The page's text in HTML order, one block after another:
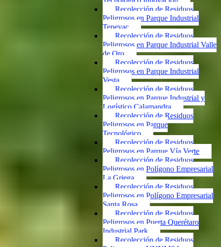
Recolección de Residuos
Peligrosos en Parque Industrial
Tepeyac
Recolección de Residuos
Peligrosos en Parque Industrial Valle
de Oro
Recolección de Residuos
Peligrosos en Parque Industrial
Vesta
Recolección de Residuos
Peligrosos en Parque Industrial y
Logístico Calamandra
Recolección de Residuos
Peligrosos en Parque
Tecnológico
Recolección de Residuos
Peligrosos en Parque Vía Verte
Recolección de Residuos
Peligrosos en Polígono Empresarial
La Griega
Recolección de Residuos
Peligrosos en Polígono Empresarial
Santa Rosa
Recolección de Residuos
Peligrosos en Puerta Querétaro
Industrial Park
Recolección de Residuos